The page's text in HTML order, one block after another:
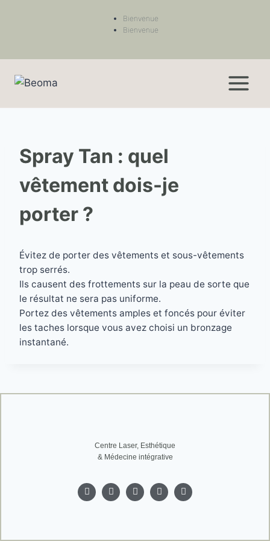
Bienvenue
Bienvenue
Spray Tan : quel
vêtement dois-je
porter ?
Évitez de porter des vêtements et sous-vêtements
trop serrés.
Ils causent des frottements sur la peau de sorte que
le résultat ne sera pas uniforme.
Portez des vêtements amples et foncés pour éviter
les taches lorsque vous avez choisi un bronzage
instantané.
Centre Laser, Esthétique
& Médecine intégrative